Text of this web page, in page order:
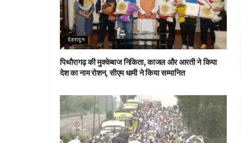
देहरादून
पिथौरागढ़ की मुक्केबाज निकिता, काजल और आरती ने किया
देश का नाम रोशन, सीएम धामी ने किया सम्मानित